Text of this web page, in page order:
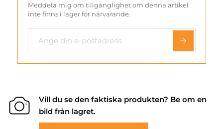
Meddela mig om tillgänglighet om denna artikel
inte finns i lager för närvarande.
Vill du se den faktiska produkten? Be om en
bild från lagret.